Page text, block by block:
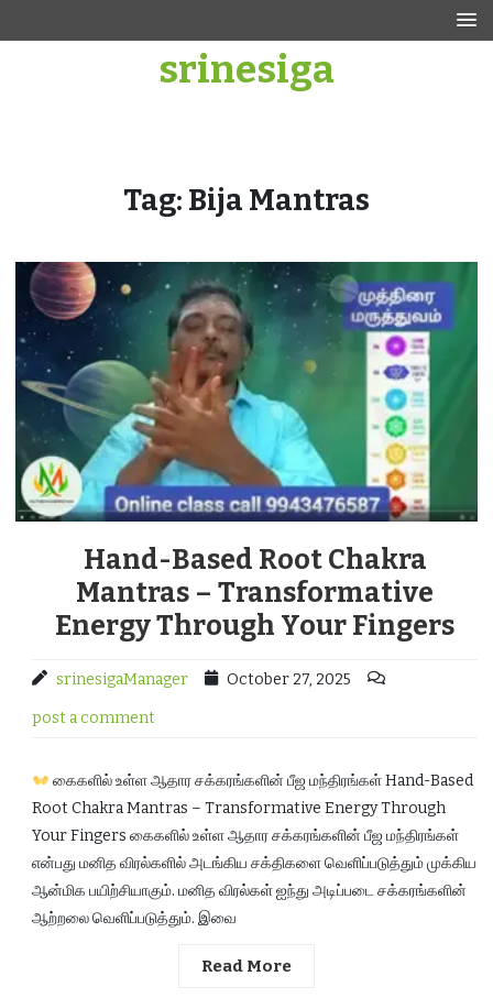
srinesiga
Tag: Bija Mantras
Hand-Based Root Chakra
Mantras – Transformative
Energy Through Your Fingers
srinesigaManager October 27, 2025
post a comment
கைகளில் உள்ள ஆதார சக்கரங்களின் பீஜ மந்திரங்கள் Hand-Based
Root Chakra Mantras – Transformative Energy Through
Your Fingers கைகளில் உள்ள ஆதார சக்கரங்களின் பீஜ மந்திரங்கள்
என்பது மனித விரல்களில் அடங்கிய சக்திகளை வெளிப்படுத்தும் முக்கிய
ஆன்மிக பயிற்சியாகும். மனித விரல்கள் ஐந்து அடிப்படை சக்கரங்களின்
ஆற்றலை வெளிப்படுத்தும். இவை
Read More